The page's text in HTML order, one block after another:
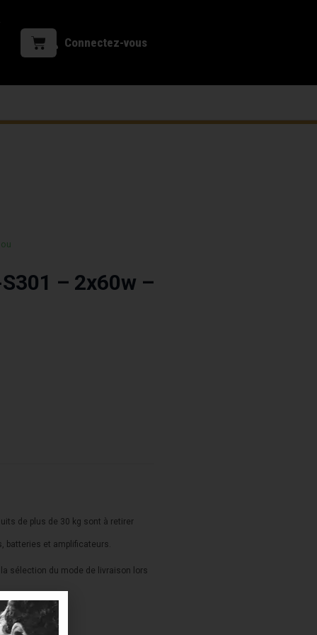
Connectez-vous
– 2x60w –
de plus de 30 kg sont à retirer
batteries et amplificateurs.
sélection du mode de livraison lors